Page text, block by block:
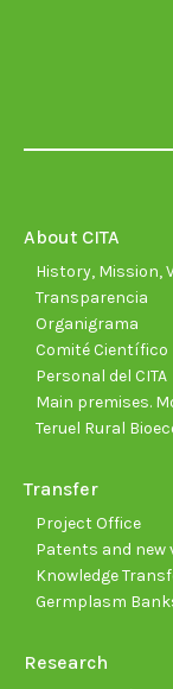
About CITA
History, Mission,
Transparencia
Organigrama
Comité Científico
Personal del CITA
Main premises.
Teruel Rural
Transfer
Project Office
Patents and new
Knowledge
Germplasm
Research